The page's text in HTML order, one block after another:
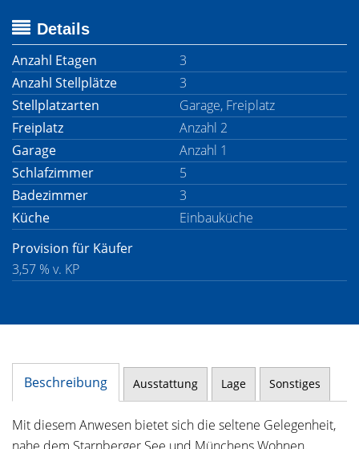
Details
Anzahl Etagen
3
Anzahl Stellplätze
3
Stellplatzarten
Garage, Freiplatz
Freiplatz
Anzahl 2
Garage
Anzahl 1
Schlafzimmer
5
Badezimmer
3
Küche
Einbauküche
Provision für Käufer
3,57 % v. KP
Beschreibung Ausstattung Lage Sonstiges
Mit diesem Anwesen bietet sich die seltene Gelegenheit,